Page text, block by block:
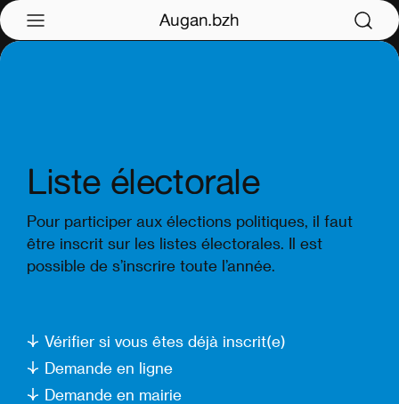
Augan.bzh
Liste électorale
Pour participer aux élections politiques, il faut
être inscrit sur les listes électorales. Il est
possible de s’inscrire toute l’année.
Vérifier si vous êtes déjà inscrit(e)
Demande en ligne
Demande en mairie